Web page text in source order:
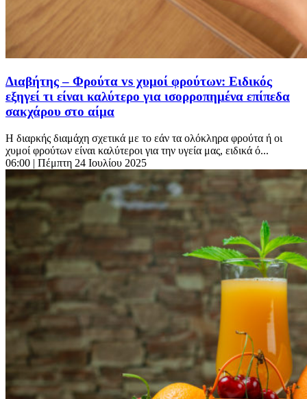
Διαβήτης – Φρούτα vs χυμοί φρούτων: Ειδικός
εξηγεί τι είναι καλύτερο για ισορροπημένα επίπεδα
σακχάρου στο αίμα
Η διαρκής διαμάχη σχετικά με το εάν τα ολόκληρα φρούτα ή οι
χυμοί φρούτων είναι καλύτεροι για την υγεία μας, ειδικά ό...
06:00 | Πέμπτη 24 Ιουλίου 2025